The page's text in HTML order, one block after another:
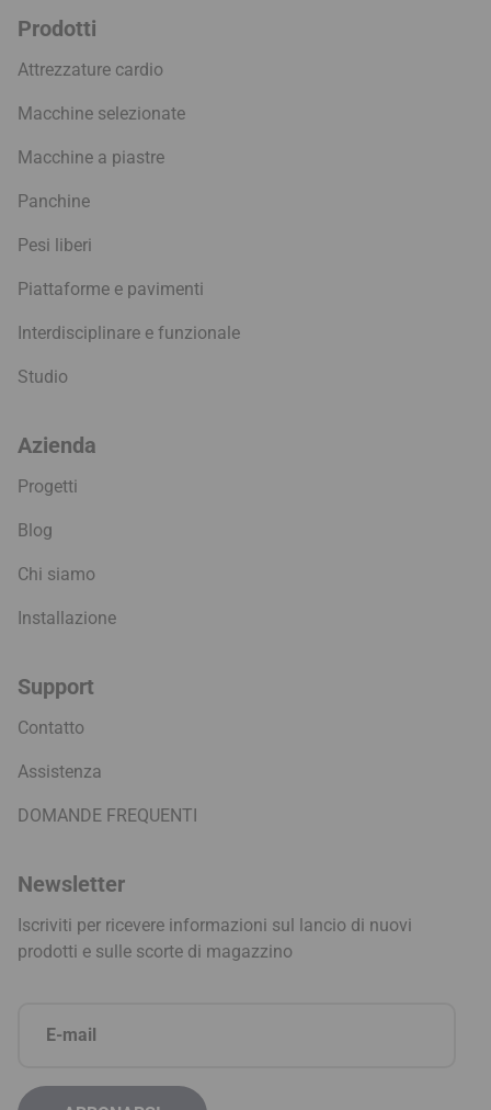
Prodotti
Attrezzature cardio
Macchine selezionate
Macchine a piastre
Panchine
Pesi liberi
Piattaforme e pavimenti
Interdisciplinare e funzionale
Studio
Azienda
Progetti
Blog
Chi siamo
Installazione
Support
Contatto
Assistenza
DOMANDE FREQUENTI
Newsletter
Iscriviti per ricevere informazioni sul lancio di nuovi
prodotti e sulle scorte di magazzino